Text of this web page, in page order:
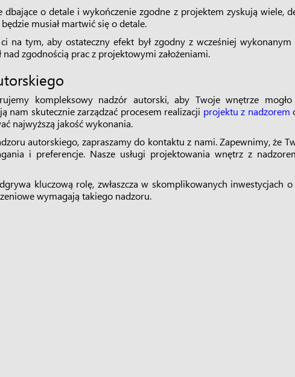
dbające o detale i wykończenie zgodne z projektem zyskują wiele,
musiał martwić się o detale.
ci na tym, aby ostateczny efekt był zgodny z wcześniej
zgodnością prac z projektowymi założeniami.
kompleksowy nadzór autorski, aby Twoje wnętrze
nam skutecznie zarządzać procesem realizacji projektu z nadzorem
najwyższą jakość wykonania.
autorskiego, zapraszamy do kontaktu z nami. Zapewnimy, że
i preferencje. Nasze usługi projektowania wnętrz z
kluczową rolę, zwłaszcza w skomplikowanych
wymagają takiego nadzoru.